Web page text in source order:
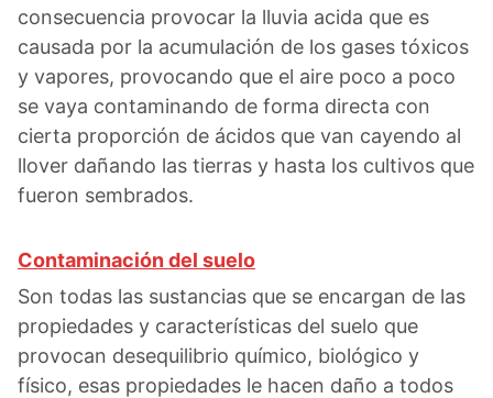
consecuencia provocar la lluvia acida que es
causada por la acumulación de los gases tóxicos
y vapores, provocando que el aire poco a poco
se vaya contaminando de forma directa con
cierta proporción de ácidos que van cayendo al
llover dañando las tierras y hasta los cultivos que
fueron sembrados.
Contaminación del suelo
Son todas las sustancias que se encargan de las
propiedades y características del suelo que
provocan desequilibrio químico, biológico y
físico, esas propiedades le hacen daño a todos